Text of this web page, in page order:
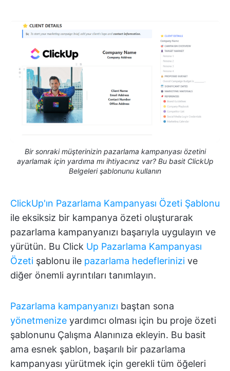
Bir sonraki müşterinizin pazarlama kampanyası özetini
ayarlamak için yardıma mı ihtiyacınız var? Bu basit ClickUp
Belgeleri şablonunu kullanın
ClickUp'ın Pazarlama Kampanyası Özeti Şablonu
ile eksiksiz bir kampanya özeti oluşturarak
pazarlama kampanyanızı başarıyla uygulayın ve
yürütün. Bu Click Up Pazarlama Kampanyası
Özeti şablonu ile pazarlama hedeflerinizi ve
diğer önemli ayrıntıları tanımlayın.
Pazarlama kampanyanızı baştan sona
yönetmenize yardımcı olması için bu proje özeti
şablonunu Çalışma Alanınıza ekleyin. Bu basit
ama esnek şablon, başarılı bir pazarlama
kampanyası yürütmek için gerekli tüm öğeleri